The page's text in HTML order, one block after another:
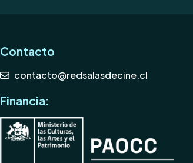
Contacto
contacto@redsalasdecine.cl
Financia: